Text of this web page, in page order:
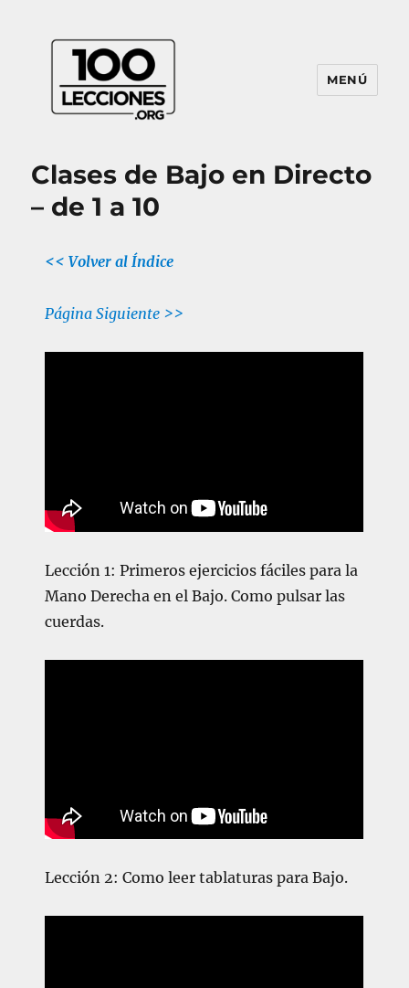
MENÚ
Clases de Bajo en Directo
– de 1 a 10
<< Volver al Índice
Página Siguiente >>
Lección 1: Primeros ejercicios fáciles para la
Mano Derecha en el Bajo. Como pulsar las
cuerdas.
Lección 2: Como leer tablaturas para Bajo.